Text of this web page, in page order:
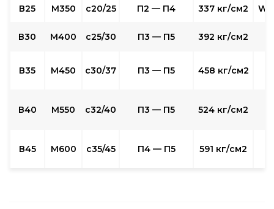
В25 М350 с20/25 П2 — П4 337 кг/см2
В30 М400 с25/30 П3 — П5 392 кг/см2
В35 М450 с30/37 П3 — П5 458 кг/см2
В40 М550 с32/40 П3 — П5 524 кг/см2
В45 М600 с35/45 П4 — П5 591 кг/см2